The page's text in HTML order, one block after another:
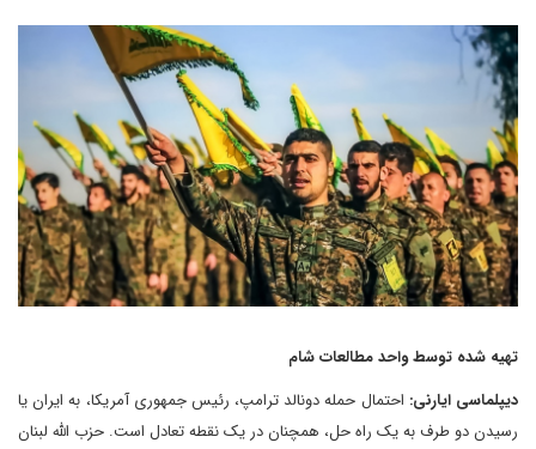
تهیه شده توسط واحد مطالعات شام
دیپلماسی ایارنی: احتمال حمله دونالد ترامپ، رئیس جمهوری آمریکا، به ایران یا
رسیدن دو طرف به یک راه حل، همچنان در یک نقطه تعادل است. حزب الله لبنان